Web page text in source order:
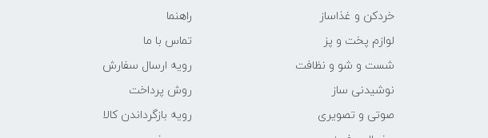
خردکن و غذاساز
لوازم پخت و پز
شست و شو و نظافت
نوشیدنی ساز
صوتی و تصویری
راهنما
تماس با ما
رویه ارسال سفارش
روش پرداخت
رویه‌ بازگرداندن کالا